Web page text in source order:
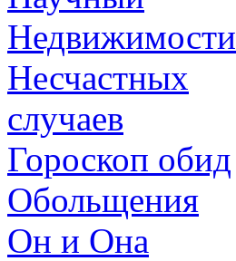
Недвижимости
Несчастных
случаев
Гороскоп обид
Обольщения
Он и Она